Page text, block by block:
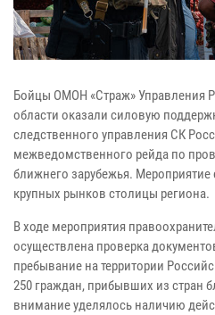
Бойцы ОМОН «Страж» Управления
области оказали силовую
следственного управления СК
межведомственного рейда по
ближнего зарубежья.
крупных рынков столицы региона.
В ходе мероприятия
осуществлена проверка
пребывание на территории
250 граждан, прибывших из стран
внимание уделялось наличию